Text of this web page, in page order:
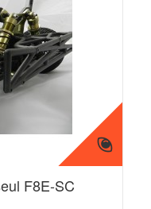
F8E-SC